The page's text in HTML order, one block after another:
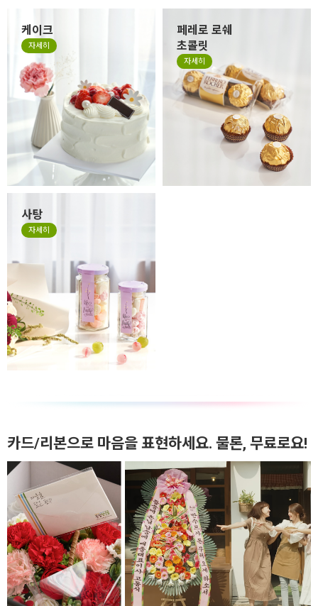
케이크
자세히
페레로 로쉐
초콜릿
자세히
사탕
자세히
카드/리본으로 마음을 표현하세요. 물론, 무료로요!